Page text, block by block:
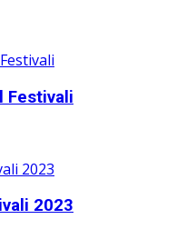
Festivali
2023